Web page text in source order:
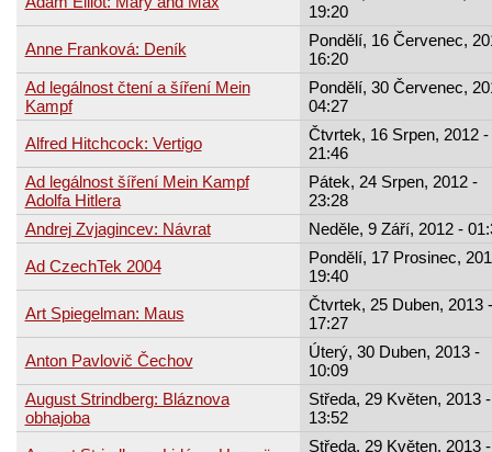
19:20
Anne Franková: Deník
Pondělí, 16 Červenec,
16:20
Ad legálnost čtení a šíření Mein
Kampf
Pondělí, 30 Červenec,
04:27
Alfred Hitchcock: Vertigo
Čtvrtek, 16 Srpen, 2012 -
21:46
Ad legálnost šíření Mein Kampf
Adolfa Hitlera
Pátek, 24 Srpen, 2012 -
23:28
Andrej Zvjagincev: Návrat
Neděle, 9 Září, 2012 -
Ad CzechTek 2004
Pondělí, 17 Prosinec,
19:40
Art Spiegelman: Maus
Čtvrtek, 25 Duben, 2013 -
17:27
Anton Pavlovič Čechov
Úterý, 30 Duben, 2013 -
10:09
August Strindberg: Bláznova
obhajoba
Středa, 29 Květen, 2013 -
13:52
Středa, 29 Květen, 2013 -